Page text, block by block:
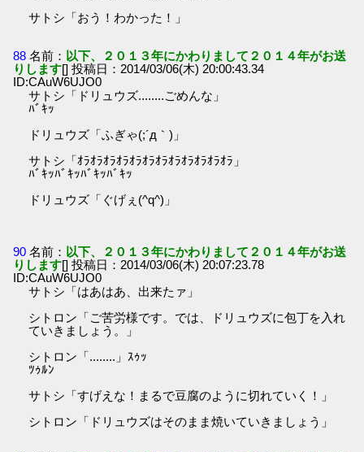
サトシ「おう！わかった！」
88 名前： 以下、２０１３年にかわりまして２０１４年がお送
りします[] 投稿日：2014/03/06(木) 20:00:43.34
ID:CAuW6UJO0
サトシ「ドリュウズ........ごめんな」
ﾊﾞｷｯ
ドリュウズ「ふぎゃ(;´д｀)」
サトシ「ｵﾗｵﾗｵﾗｵﾗｵﾗｵﾗｵﾗｵﾗｵﾗｵﾗｵﾗｵﾗ」
ﾊﾞｷｯﾊﾞｷｯﾊﾞｷｯﾊﾞｷｯ
ドリュウズ「ぐげぇ(^q^)」
90 名前： 以下、２０１３年にかわりまして２０１４年がお送
りします[] 投稿日：2014/03/06(木) 20:07:23.78
ID:CAuW6UJO0
サトシ「はあはあ、出来たァ」
シトロン「ご苦労様です。では、ドリュウズに包丁を入れ
ていきましょう。」
シトロン「........」ｽｩｯ
ﾂｩﾙﾝ
サトシ「すげえな！まるで豆腐のように切れていく！」
シトロン「ドリュウズはそのまま焼いていきましょう」